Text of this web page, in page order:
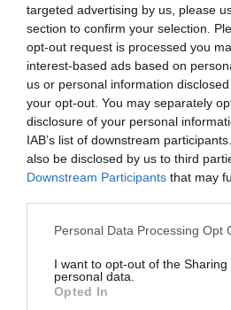
targeted advertising by us, please
section to confirm your selection.
opt-out request is processed you
interest-based ads based on
us or personal information
your opt-out. You may separately
disclosure of your personal
IAB’s list of downstream
also be disclosed by us to third
Downstream Participants that may
Personal Data Processing Opt
I want to opt-out of the Sharing
personal data.
Opted In
distribuidores y un total de seis
Reino Unido, República
Estados Unidos.